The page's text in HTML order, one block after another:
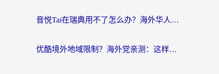
音悦Tai在瑞典用不了怎么办？海外华人追剧听歌的实用指南
优酷境外地域限制？海外党亲测：这样看国内剧再也不卡（附3个实用场景解决）